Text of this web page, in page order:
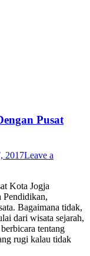
Pusat
2017Leave a
Kota Jogja
Pendidikan,
Bagaimana tidak,
dari wisata sejarah,
tentang
rugi kalau tidak